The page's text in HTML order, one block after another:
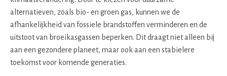
alternatieven, zoals bio- en groen gas, kunnen we de
afhankelijkheid van fossiele brandstoffen verminderen en de
uitstoot van broeikasgassen beperken. Dit draagt niet alleen bij
aan een gezondere planeet, maar ook aan een stabielere
toekomst voor komende generaties.